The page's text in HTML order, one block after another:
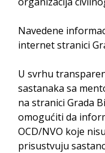
Navedene
internet stranici
U svrhu
sastanaka sa
na stranici Grada
omogućiti da
OCD/NVO koje
prisustvuju